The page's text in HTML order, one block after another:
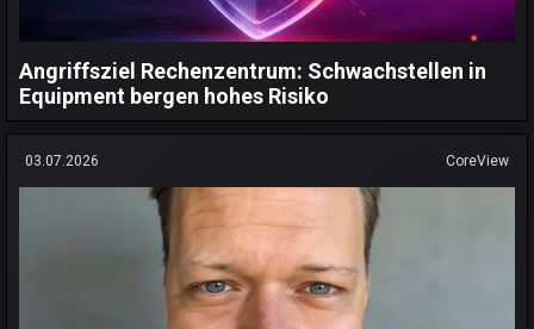
Angriffsziel Rechenzentrum: Schwachstellen in
Equipment bergen hohes Risiko
03.07.2026 CoreView